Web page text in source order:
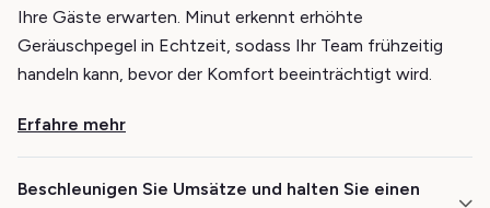
Ihre Gäste erwarten. Minut erkennt erhöhte
Geräuschpegel in Echtzeit, sodass Ihr Team frühzeitig
handeln kann, bevor der Komfort beeinträchtigt wird.
Erfahre mehr
Beschleunigen Sie Umsätze und halten Sie einen